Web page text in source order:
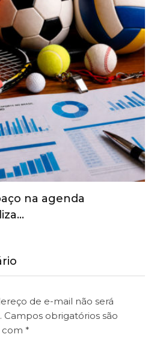
na agenda
de e-mail não será
Campos obrigatórios são
com *